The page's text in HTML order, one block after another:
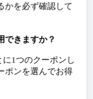
かを必ず確認して
できますか？
に1つのクーポンし
ポンを選んでお得